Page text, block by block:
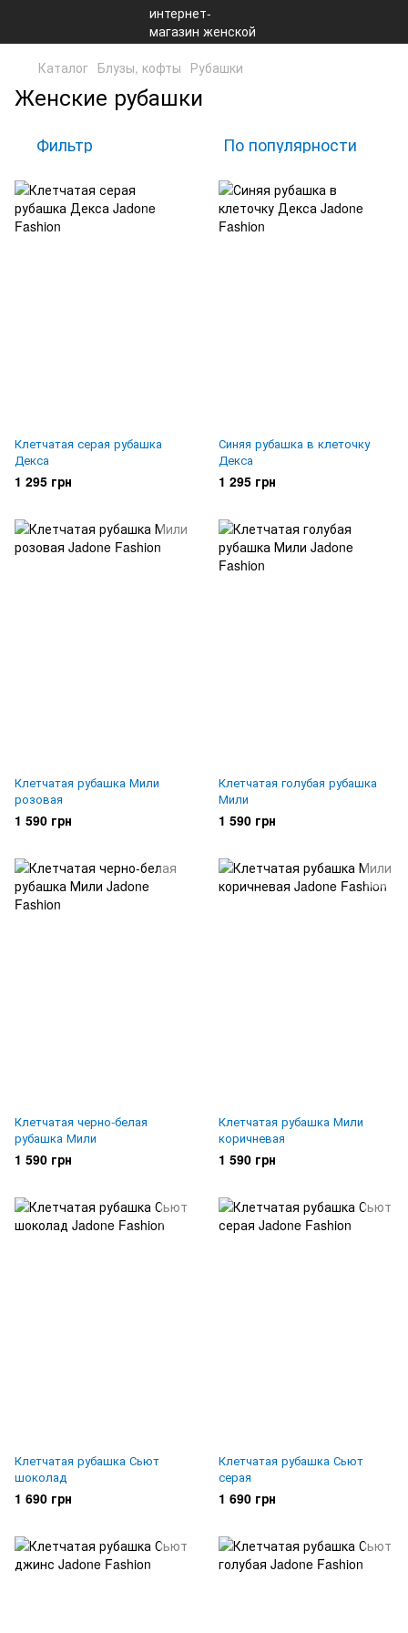
Каталог Блузы, кофты Рубашки
Женские рубашки
Фильтр По популярности
Клетчатая серая рубашка
Декса
1 295 грн
Синяя рубашка в клеточку
Декса
1 295 грн
Клетчатая рубашка Мили
розовая
1 590 грн
Клетчатая голубая рубашка
Мили
1 590 грн
Клетчатая черно-белая
рубашка Мили
1 590 грн
Клетчатая рубашка Мили
коричневая
1 590 грн
Клетчатая рубашка Сьют
шоколад
1 690 грн
Клетчатая рубашка Сьют
серая
1 690 грн